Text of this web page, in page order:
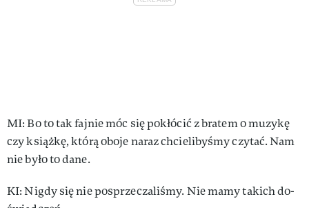
MI: Bo to tak faj­nie móc się pokłócić z bra­tem o mu­zy­kę
czy książ­kę, któ­rą obo­je na­raz chcie­li­by­śmy czytać. Nam
nie by­ło to da­ne.
KI: Ni­gdy się nie po­sprze­cza­li­śmy. Nie ma­my ta­kich do­